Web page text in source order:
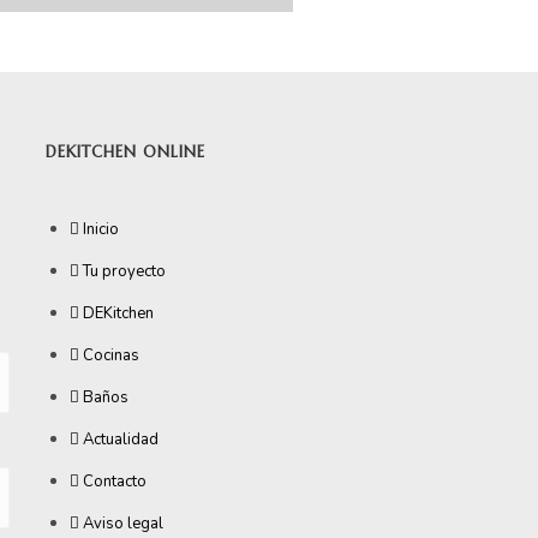
DEKITCHEN ONLINE
Inicio
Tu proyecto
DEKitchen
Cocinas
Baños
Actualidad
Contacto
Aviso legal